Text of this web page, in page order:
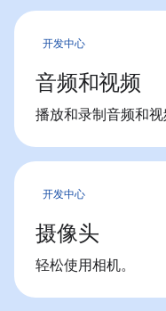
开发中心
音频和视频
播放和录制音频和视
开发中心
摄像头
轻松使用相机。